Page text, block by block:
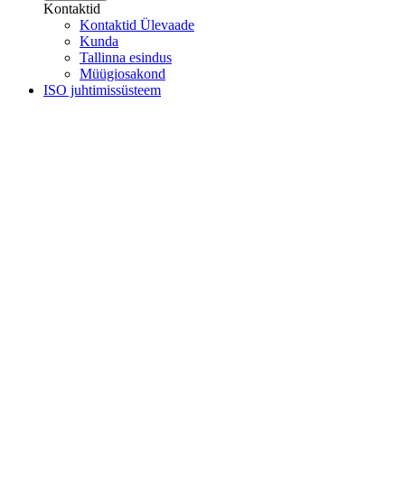
Kontaktid
Kontaktid Ülevaade
Kunda
Tallinna esindus
Müügiosakond
ISO juhtimissüsteem